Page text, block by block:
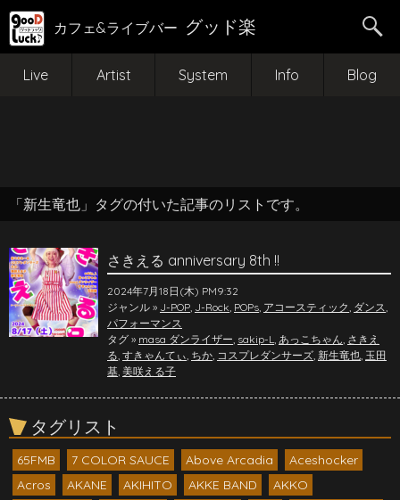
カフェ&ライブバー グッド楽
Live Artist System Info Blog
「新生竜也」タグの付いた記事のリストです。
さきえる anniversary 8th !!
2024年7月18日(木) PM9:32
ジャンル » J-POP, J-Rock, POPs, アコースティック, ダンス,
パフォーマンス
タグ » masa ダンライザー, sakip-L, あっこちゃん, さきえ
る, すきゃんてぃ, ちか, コスプレダンサーズ, 新生竜也, 玉田
基, 美咲える子
タグリスト
65FMB 7 COLOR SAUCE Above Arcadia
Aceshocker
Acros
AKANE AKIHITO AKKE BAND
AKKO